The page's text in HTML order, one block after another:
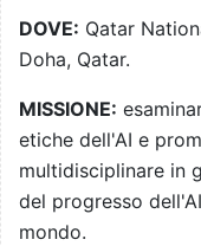
DOVE: Qatar
Doha, Qatar.
MISSIONE:
etiche dell'AI e
multidisciplinare in
del progresso
mondo.